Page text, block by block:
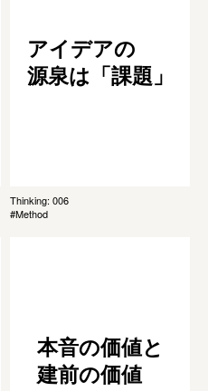
アイデアの
源泉は「課題」
Thinking: 006
#Method
本音の価値と
建前の価値